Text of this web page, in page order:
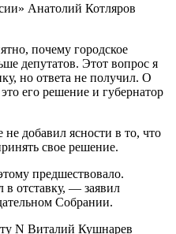
Анатолий Котляров
почему городское
депутатов. Этот вопрос я
но ответа не получил. О
его решение и губернатор
добавил ясности в то, что
свое решение.
предшествовало.
отставку, — заявил
Собрании.
N Виталий Кушнарев